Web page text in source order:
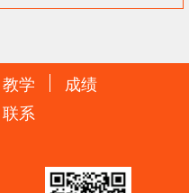
教学
成绩
联系